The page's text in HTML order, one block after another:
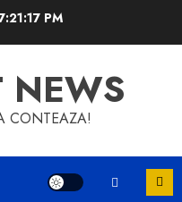
PM
NEWS
CONTEAZA!